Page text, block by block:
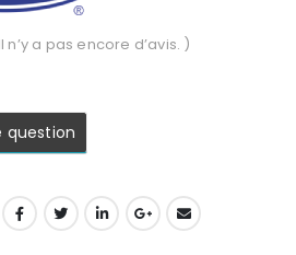
n’y a pas encore d’avis. )
question